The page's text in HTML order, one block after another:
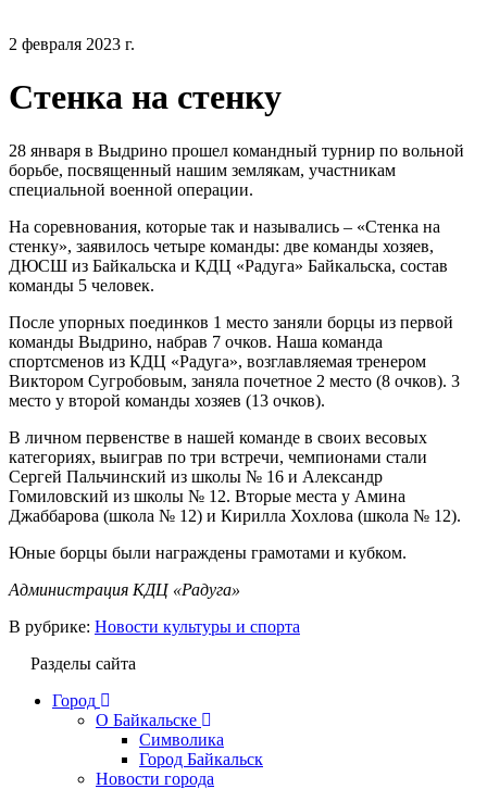
2 февраля 2023 г.
Стенка на стенку
28 января в Выдрино прошел командный турнир по вольной
борьбе, посвященный нашим землякам, участникам
специальной военной операции.
На соревнования, которые так и назывались – «Стенка на
стенку», заявилось четыре команды: две команды хозяев,
ДЮСШ из Байкальска и КДЦ «Радуга» Байкальска, состав
команды 5 человек.
После упорных поединков 1 место заняли борцы из первой
команды Выдрино, набрав 7 очков. Наша команда
спортсменов из КДЦ «Радуга», возглавляемая тренером
Виктором Сугробовым, заняла почетное 2 место (8 очков). 3
место у второй команды хозяев (13 очков).
В личном первенстве в нашей команде в своих весовых
категориях, выиграв по три встречи, чемпионами стали
Сергей Пальчинский из школы № 16 и Александр
Гомиловский из школы № 12. Вторые места у Амина
Джаббарова (школа № 12) и Кирилла Хохлова (школа № 12).
Юные борцы были награждены грамотами и кубком.
Администрация КДЦ «Радуга»
В рубрике: Новости культуры и спорта
Разделы сайта
Город
О Байкальске
Символика
Город Байкальск
Новости города